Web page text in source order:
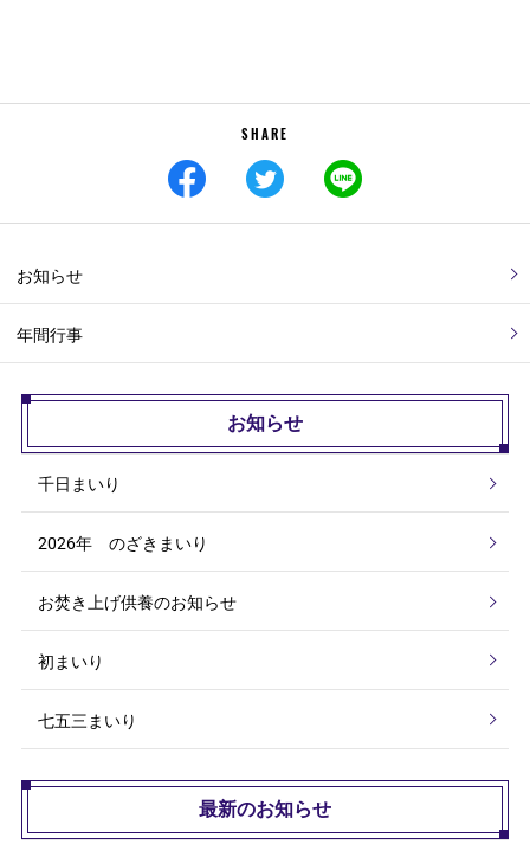
SHARE
お知らせ
年間行事
お知らせ
千日まいり
2026年 のざきまいり
お焚き上げ供養のお知らせ
初まいり
七五三まいり
最新のお知らせ